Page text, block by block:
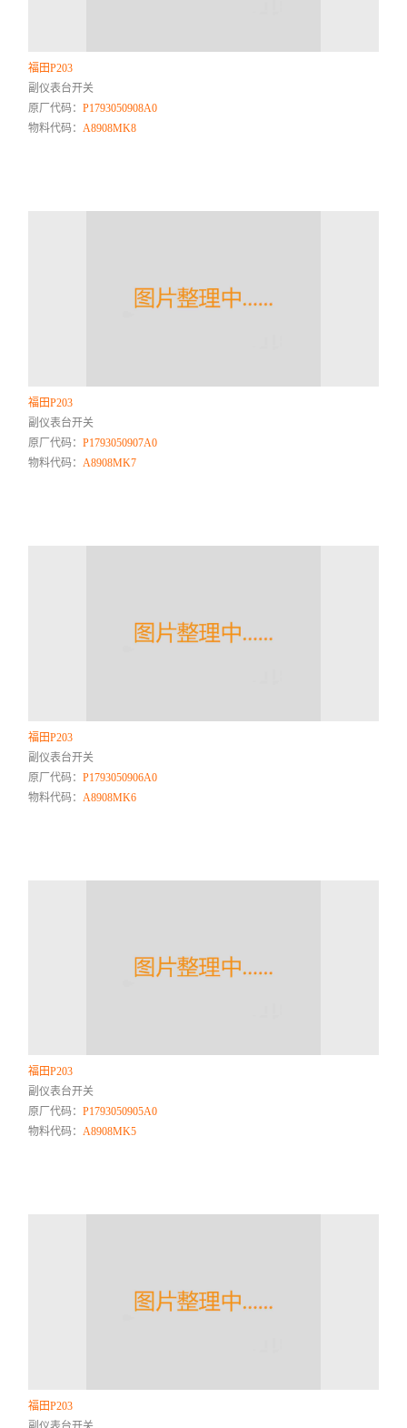
福田P203
副仪表台开关
原厂代码：P1793050908A0
物料代码： A8908MK8
福田P203
副仪表台开关
原厂代码：P1793050907A0
物料代码： A8908MK7
福田P203
副仪表台开关
原厂代码：P1793050906A0
物料代码： A8908MK6
福田P203
副仪表台开关
原厂代码：P1793050905A0
物料代码：A8908MK5
福田P203